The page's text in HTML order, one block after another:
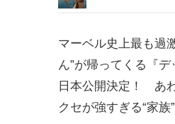
マーベル史上最も過
ん”が帰ってくる『
日本公開決定！ あ
クセが強すぎる“家族